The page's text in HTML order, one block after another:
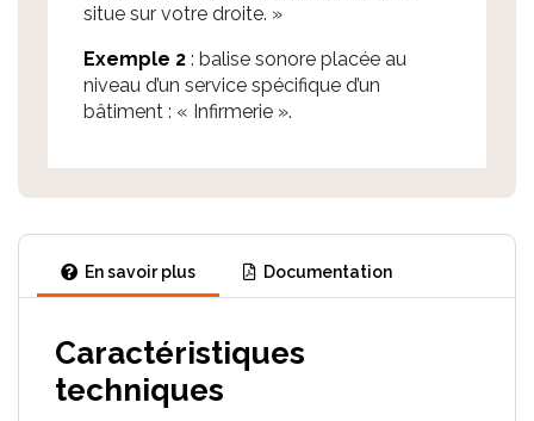
situe sur votre droite. »
Exemple 2 : balise sonore placée au
niveau d’un service spécifique d’un
bâtiment : « Infirmerie ».
En savoir plus Documentation
Caractéristiques
techniques